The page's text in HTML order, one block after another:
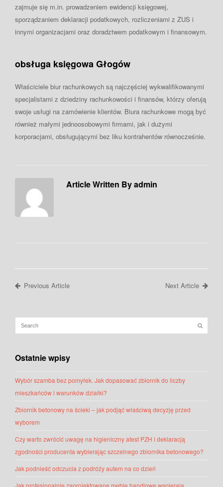
zajmuje się m.in. prowadzeniem ewidencji księgowej,
sporządzaniem deklaracji podatkowych, rozliczeniami z ZUS i
innymi organizacjami oraz doradztwem podatkowym i finansowym.
obsługa księgowa Głogów
Właściciele biur rachunkowych są najczęściej wykwalifikowanymi
specjalistami z dziedziny rachunkowości i finansów, którzy oferują
swoje usługi na zamówienie klientów. Biura rachunkowe mogą być
również małymi jednoosobowymi firmami, jak i dużymi
korporacjami, obsługującymi bez liku kontrahentów równocześnie.
Article Written By admin
Previous Article Next Article
Ostatnie wpisy
Wybór szamba bez pomyłek. Jak dopasować zbiornik do liczby
mieszkańców i warunków działki?
Zbiornik betonowy na ścieki – jak podjąć właściwą decyzję przed
wyborem
Czy warto zwrócić uwagę na higieniczny atest PZH i deklaracją
zgodności producenta wybierając szczelnego zbiornika betonowego?
Jak podnieść odczucia z podróży autem na co dzień
Jak profesjonalnie zaprojektowane meble handlowe wspierają